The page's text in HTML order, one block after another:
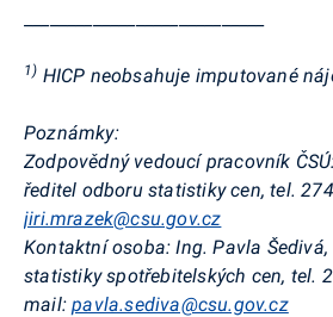
1) HICP neobsahuje imputované
Poznámky:
Zodpovědný vedoucí pracovník
ředitel odboru statistiky cen, tel.
jiri.mrazek@csu.gov.cz
Kontaktní osoba: Ing. Pavla
statistiky spotřebitelských cen, tel.
mail:pavla.sediva@csu.gov.cz